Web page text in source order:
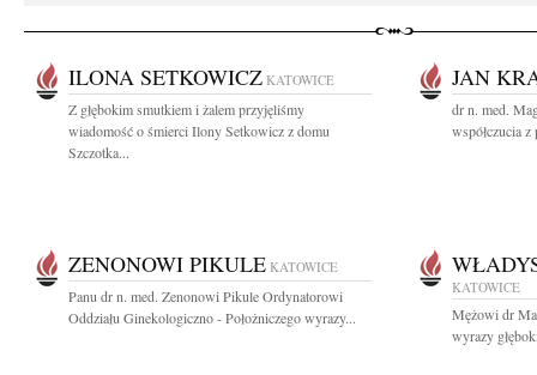
ILONA SETKOWICZ KATOWICE
Z głębokim smutkiem i żalem przyjęliśmy
wiadomość o śmierci Ilony Setkowicz z domu
Szczotka...
JAN
dr n. med.
współczucia
ZENONOWI PIKULE KATOWICE
Panu dr n. med. Zenonowi Pikule Ordynatorowi
Oddziału Ginekologiczno - Położniczego wyrazy...
KATOWICE
Mężowi dr
wyrazy